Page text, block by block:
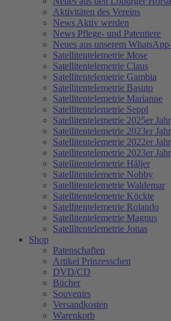
Aktivitäten des Vereins
News Aktiv werden
News Pflege- und Patentiere
Neues aus unserem
Satellitentelemetrie Mose
Satellitentelemetrie Claus
Satellitentelemetrie Gambia
Satellitentelemetrie Basuto
Satellitentelemetrie Marianne
Satellitentelemetrie Seppl
Satellitentelemetrie 2025er
Satellitentelemetrie 2023er
Satellitentelemetrie 2022er
Satellitentelemetrie 2023er
Satellitentelemetrie Håljer
Satellitentelemetrie Nobby
Satellitentelemetrie Waldemar
Satellitentelemetrie Köckte
Satellitentelemetrie Rolando
Satellitentelemetrie Magnus
Satellitentelemetrie Jonas
Shop
Patenschaften
Artikel Prinzesschen
DVD/CD
Bücher
Souvenirs
Versandkosten
Warenkorb